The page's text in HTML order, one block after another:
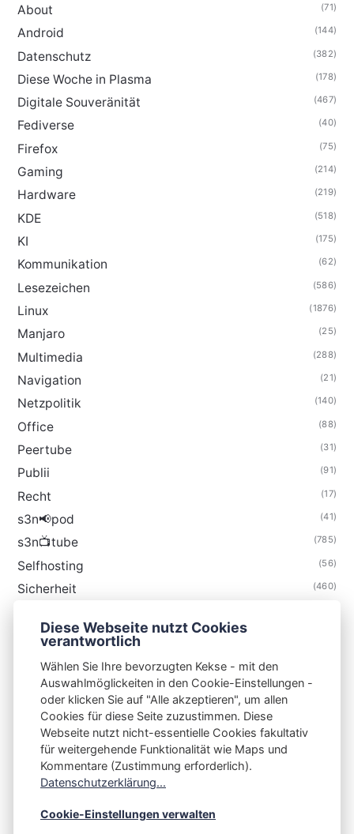
About (71)
Android (144)
Datenschutz (382)
Diese Woche in Plasma (178)
Digitale Souveränität (467)
Fediverse (40)
Firefox (75)
Gaming (214)
Hardware (219)
KDE (518)
KI (175)
Kommunikation (62)
Lesezeichen (586)
Linux (1876)
Manjaro (25)
Multimedia (288)
Navigation (21)
Netzpolitik (140)
Office (88)
Peertube (31)
Publii (91)
Recht (17)
s3n📢pod (41)
s3n📺tube (785)
Selfhosting (56)
Sicherheit (460)
Thunderbird
S3N🧩NET
Integrating Open-Source Blog Network (iOSBN)
Impressum
Kontakt
Diese Webseite nutzt Cookies
verantwortlich
Wählen Sie Ihre bevorzugten Kekse - mit den
Auswahlmöglickeiten in den Cookie-Einstellungen -
oder klicken Sie auf "Alle akzeptieren", um allen
Cookies für diese Seite zuzustimmen. Diese
Webseite nutzt nicht-essentielle Cookies fakultativ
für weitergehende Funktionalität wie Maps und
Kommentare (Zustimmung erforderlich).
Datenschutzerklärung...
Cookie-Einstellungen verwalten